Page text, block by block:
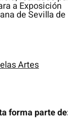
Artes
forma parte